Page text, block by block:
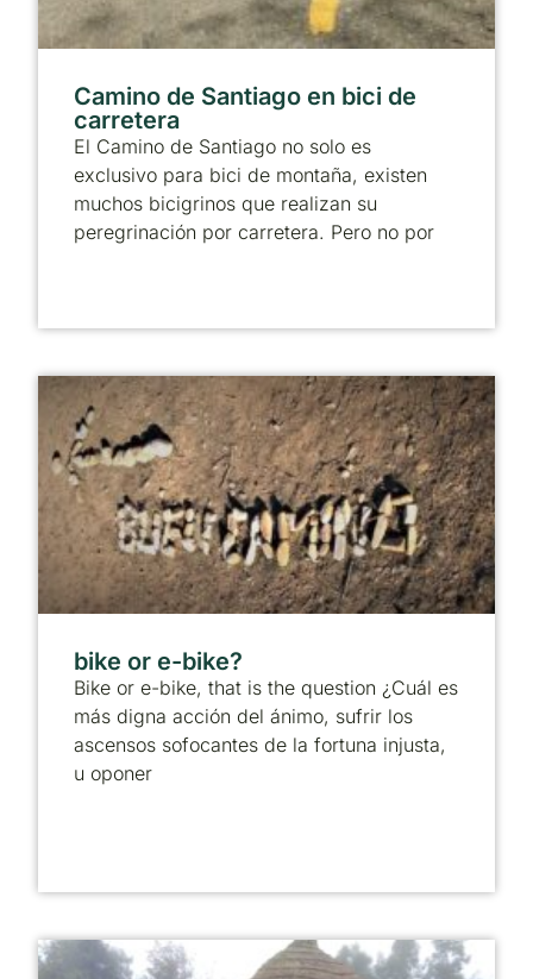
Camino de Santiago en bici de
carretera
El Camino de Santiago no solo es
exclusivo para bici de montaña, existen
muchos bicigrinos que realizan su
peregrinación por carretera. Pero no por
bike or e-bike?
Bike or e-bike, that is the question ¿Cuál es
más digna acción del ánimo, sufrir los
ascensos sofocantes de la fortuna injusta,
u oponer